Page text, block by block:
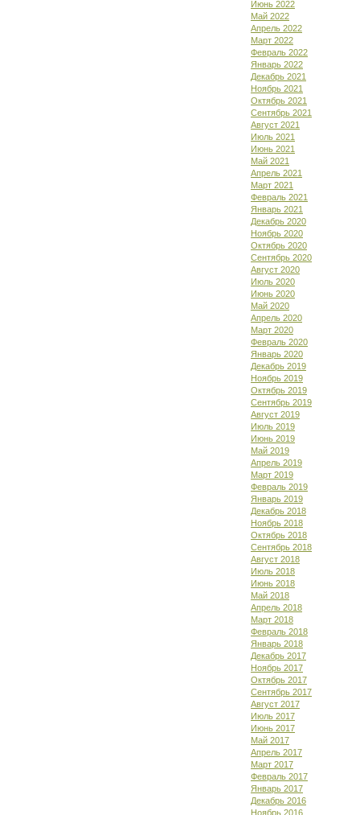
Июнь 2022
Май 2022
Апрель 2022
Март 2022
Февраль 2022
Январь 2022
Декабрь 2021
Ноябрь 2021
Октябрь 2021
Сентябрь 2021
Август 2021
Июль 2021
Июнь 2021
Май 2021
Апрель 2021
Март 2021
Февраль 2021
Январь 2021
Декабрь 2020
Ноябрь 2020
Октябрь 2020
Сентябрь 2020
Август 2020
Июль 2020
Июнь 2020
Май 2020
Апрель 2020
Март 2020
Февраль 2020
Январь 2020
Декабрь 2019
Ноябрь 2019
Октябрь 2019
Сентябрь 2019
Август 2019
Июль 2019
Июнь 2019
Май 2019
Апрель 2019
Март 2019
Февраль 2019
Январь 2019
Декабрь 2018
Ноябрь 2018
Октябрь 2018
Сентябрь 2018
Август 2018
Июль 2018
Июнь 2018
Май 2018
Апрель 2018
Март 2018
Февраль 2018
Январь 2018
Декабрь 2017
Ноябрь 2017
Октябрь 2017
Сентябрь 2017
Август 2017
Июль 2017
Июнь 2017
Май 2017
Апрель 2017
Март 2017
Февраль 2017
Январь 2017
Декабрь 2016
Ноябрь 2016